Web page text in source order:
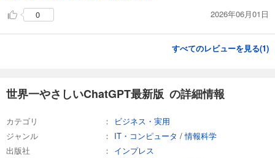
0
2026年06月01日
すべてのレビューを見る(1)
世界一やさしいChatGPT最新版 の詳細情報
カテゴリ
ビジネス・実用
ジャンル
IT・コンピュータ /情報科学
出版社
インプレス